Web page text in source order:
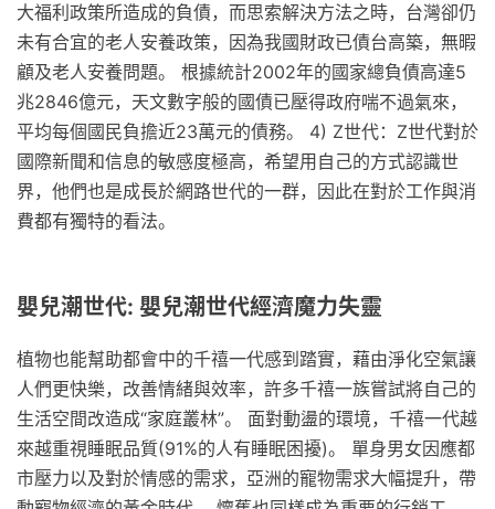
大福利政策所造成的負債，而思索解決方法之時，台灣卻仍
未有合宜的老人安養政策，因為我國財政已債台高築，無暇
顧及老人安養問題。 根據統計2002年的國家總負債高達5
兆2846億元，天文數字般的國債已壓得政府喘不過氣來，
平均每個國民負擔近23萬元的債務。 4) Z世代：Z世代對於
國際新聞和信息的敏感度極高，希望用自己的方式認識世
界，他們也是成長於網路世代的一群，因此在對於工作與消
費都有獨特的看法。
嬰兒潮世代: 嬰兒潮世代經濟魔力失靈
植物也能幫助都會中的千禧一代感到踏實，藉由淨化空氣讓
人們更快樂，改善情緒與效率，許多千禧一族嘗試將自己的
生活空間改造成“家庭叢林”。 面對動盪的環境，千禧一代越
來越重視睡眠品質(91%的人有睡眠困擾)。 單身男女因應都
市壓力以及對於情感的需求，亞洲的寵物需求大幅提升，帶